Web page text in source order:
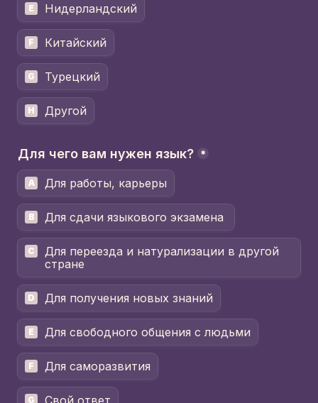
E Нидерландский
F Китайский
G Турецкий
H Другой
Для чего вам нужен язык? *
A Для работы, карьеры
B
C
Для переезда и натурализации в другой
стране
D Для получения новых знаний
E Для свободного общения с людьми
F Для саморазвития
G Свой ответ